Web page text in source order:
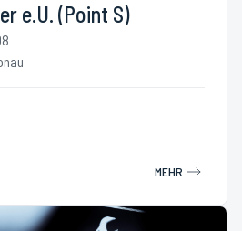
e.U. (Point S)
MEHR